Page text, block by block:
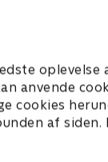
oplevelse
anvende
cookies
af siden.
og
10.